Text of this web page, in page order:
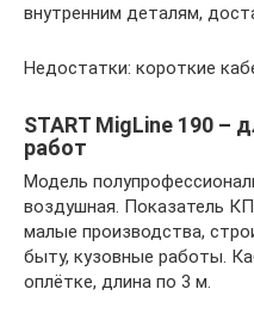
внутренним деталям,
Недостатки: короткие
START MigLine 190 –
работ
Модель
воздушная. Показатель
малые производства,
быту, кузовные работы.
оплётке, длина по 3 м.